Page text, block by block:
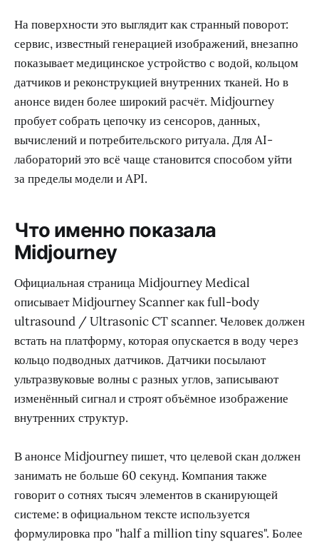
На поверхности это выглядит как странный поворот:
сервис, известный генерацией изображений, внезапно
показывает медицинское устройство с водой, кольцом
датчиков и реконструкцией внутренних тканей. Но в
анонсе виден более широкий расчёт. Midjourney
пробует собрать цепочку из сенсоров, данных,
вычислений и потребительского ритуала. Для AI-
лабораторий это всё чаще становится способом уйти
за пределы модели и API.
Что именно показала
Midjourney
Официальная страница Midjourney Medical
описывает Midjourney Scanner как full-body
ultrasound / Ultrasonic CT scanner. Человек должен
встать на платформу, которая опускается в воду через
кольцо подводных датчиков. Датчики посылают
ультразвуковые волны с разных углов, записывают
изменённый сигнал и строят объёмное изображение
внутренних структур.
В анонсе Midjourney пишет, что целевой скан должен
занимать не больше 60 секунд. Компания также
говорит о сотнях тысяч элементов в сканирующей
системе: в официальном тексте используется
формулировка про "half a million tiny squares". Более